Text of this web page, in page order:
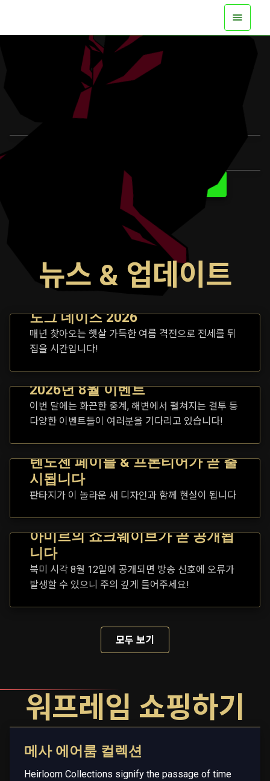
뉴스 & 업데이트
도그 데이즈 2026
매년 찾아오는 햇살 가득한 여름 격전으로 전세를 뒤
집을 시간입니다!
2026년 8월 이벤트
이번 달에는 화끈한 중계, 해변에서 펼쳐지는 결투 등
다양한 이벤트들이 여러분을 기다리고 있습니다!
텐노젠 페이블 & 프론티어가 곧 출
시됩니다
판타지가 이 놀라운 새 디자인과 함께 현실이 됩니다
아미르의 쇼크웨이브가 곧 공개됩
니다
북미 시각 8월 12일에 공개되면 방송 신호에 오류가
발생할 수 있으니 주의 깊게 들어주세요!
모두 보기
워프레임 쇼핑하기
메사 에어룸 컬렉션
Heirloom Collections signify the passage of time